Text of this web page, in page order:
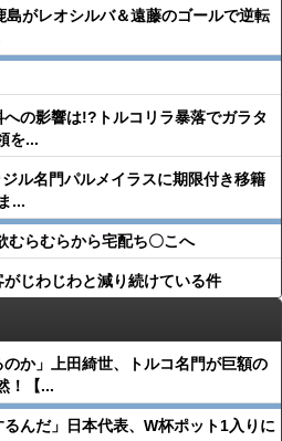
島がレオシルバ＆遠藤のゴールで逆転
への影響は!?トルコリラ暴落でガラタ
を...
ル名門パルメイラスに期限付き移籍
...
むらむらから宅配ち〇こへ
じわじわと減り続けている件
のか」上田綺世、トルコ名門が巨額の
！【...
んだ」日本代表、W杯ポット1入りに